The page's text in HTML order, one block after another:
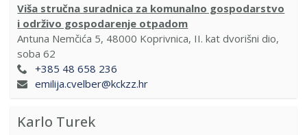
Viša stručna suradnica za komunalno gospodarstvo
i održivo gospodarenje otpadom
Antuna Nemčića 5, 48000 Koprivnica, II. kat dvorišni dio,
soba 62
+385 48 658 236
emilija.cvelber@kckzz.hr
Karlo Turek